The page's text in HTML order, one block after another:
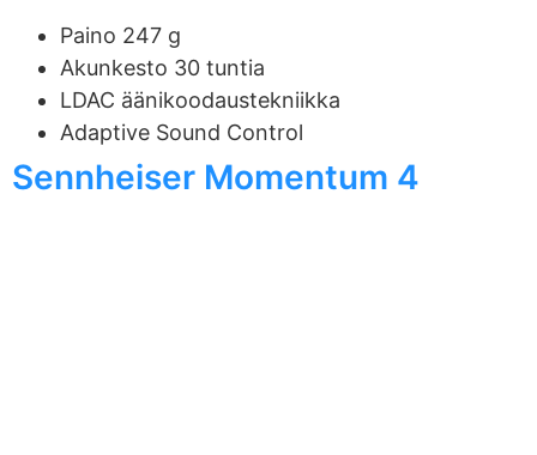
Paino 247 g
Akunkesto 30 tuntia
LDAC äänikoodaustekniikka
Adaptive Sound Control
Sennheiser Momentum 4